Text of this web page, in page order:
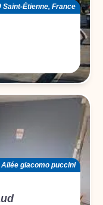
Saint-Étienne, France
Allée giacomo puccini